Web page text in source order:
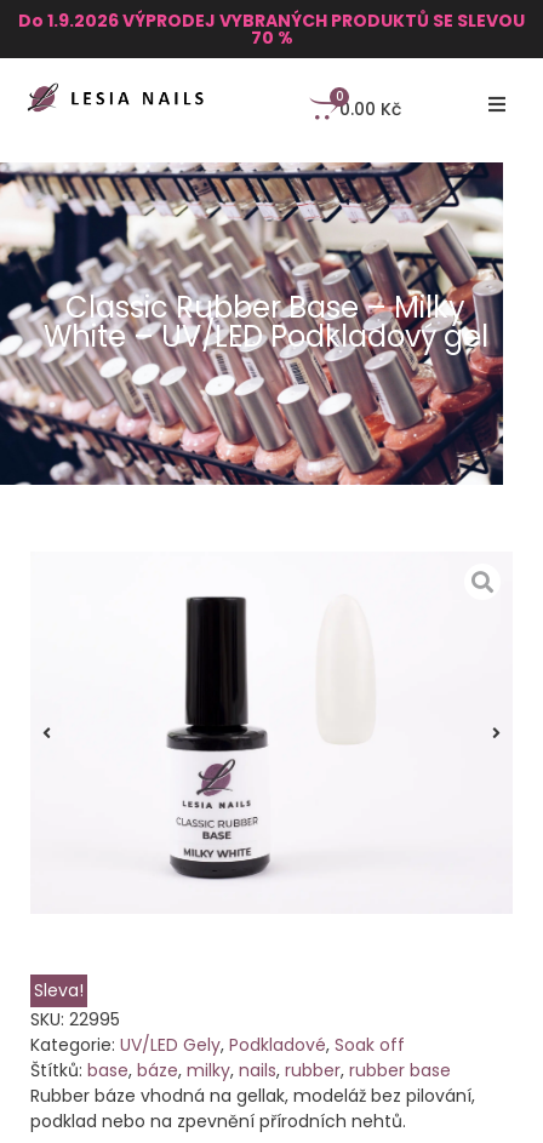
Do 1.9.2026 VÝPRODEJ VYBRANÝCH PRODUKTŮ SE SLEVOU
70 %
0.00 Kč
0
Classic Rubber Base – Milky
White – UV/LED Podkladový gel
Sleva!
SKU: 22995
Kategorie: UV/LED Gely, Podkladové, Soak off
Štítků: base, báze, milky, nails, rubber, rubber base
Rubber báze vhodná na gellak, modeláž bez pilování,
podklad nebo na zpevnění přírodních nehtů.